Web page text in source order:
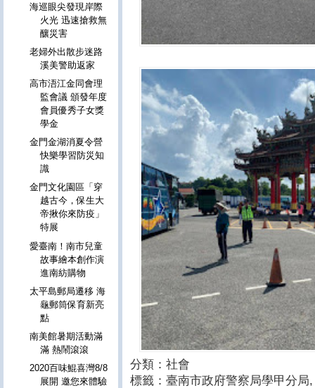
分類：社會
標籤：臺南市政府警察局學甲分局,
海巡眼尖發現岸際
火光 迅速搶救無
釀災害
老婦外出散步迷路
溪美警助返家
高市浯江金同會理
監會議 頒發年度
會員優秀子女獎
學金
金門金湖消夏令營
快樂學習防災知
識
金門文化園區「穿
越古今，保生大
帝揪你來防疫」
特展
愛臺南！南市兒童
故事繪本創作演
進南紡購物
太平島郵局遷移 海
龜郵筒保育新亮
點
南美館暑期活動滿
滿 熱鬧滾滾
2020百味鯤喜灣8/8
展開 邀您來體驗